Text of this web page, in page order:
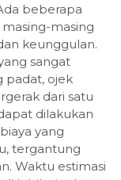
beberapa
masing
keunggulan.
sangat
padat, ojek
dari satu
dilakukan
yang
tergantung
Waktu estimasi